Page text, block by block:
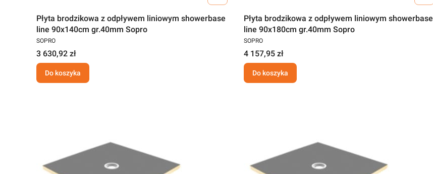
Płyta brodzikowa z odpływem liniowym showerbase
line 90x140cm gr.40mm Sopro
SOPRO
3 630,92 zł
Do koszyka
Płyta brodzikowa z odpływem liniowym showerbase
line 90x180cm gr.40mm Sopro
SOPRO
4 157,95 zł
Do koszyka